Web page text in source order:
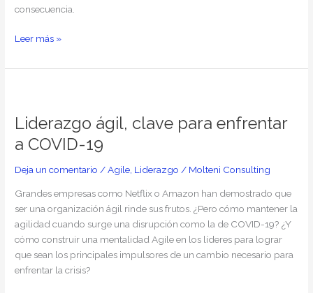
consecuencia.
Leer más »
Liderazgo ágil, clave para enfrentar
a COVID-19
Deja un comentario /Agile Liderazgo / Molteni Consulting
Grandes empresas como Netflix o Amazon han demostrado que
ser una organización ágil rinde sus frutos. ¿Pero cómo mantener la
agilidad cuando surge una disrupción como la de COVID-19? ¿Y
cómo construir una mentalidad Agile en los líderes para lograr
que sean los principales impulsores de un cambio necesario para
enfrentar la crisis?
clave
para
enfrentar
a
19